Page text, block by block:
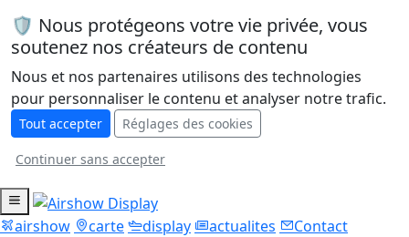
🛡️ Nous protégeons votre vie privée, vous
soutenez nos créateurs de contenu
Nous et nos partenaires utilisons des technologies
pour personnaliser le contenu et analyser notre trafic.
Tout accepter Réglages des cookies
Continuer sans accepter
airshow carte display actualites
Contact